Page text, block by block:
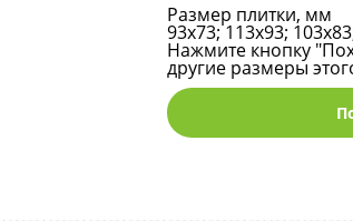
Размер плитки, мм
93х73; 113х93;
Нажмите кнопку
другие размеры